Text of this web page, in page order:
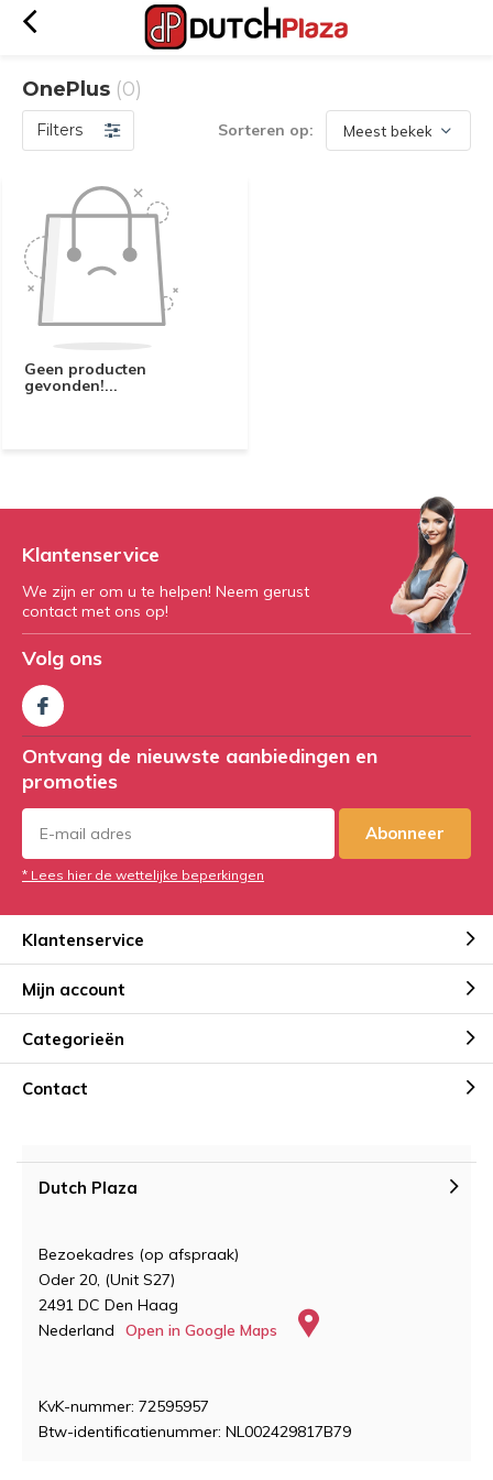
OnePlus (0)
Filters Sorteren op:
Geen producten
gevonden!...
Klantenservice
We zijn er om u te helpen! Neem gerust
contact met ons op!
Volg ons
Ontvang de nieuwste aanbiedingen en
promoties
Abonneer
* Lees hier de wettelijke beperkingen
Klantenservice
Mijn account
Categorieën
Contact
Dutch Plaza
Bezoekadres (op afspraak)
Oder 20, (Unit S27)
2491 DC Den Haag
Nederland
Open in Google Maps
KvK-nummer: 72595957
Btw-identificatienummer: NL002429817B79